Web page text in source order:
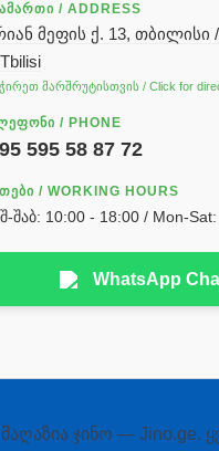
/ ADDRESS
მეფის ქ. 13, თბილისი /
მარშრუტისთვის / Click for
/ PHONE
595 58 87 72
/ WORKING HOURS
შაბ: 10:00 - 18:00 / Mon-
WhatsApp
ჯინო — Jino.ge.